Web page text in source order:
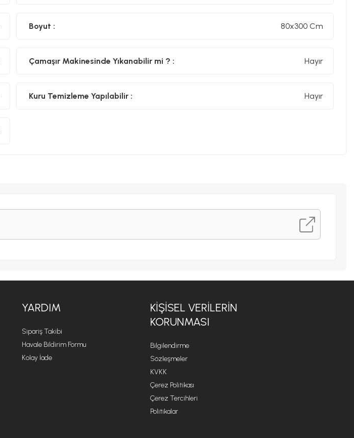
Boyut : 80x300 Cm
Çamaşır Makinesinde Yıkanabilir mi ? : Hayır
Kuru Temizleme Yapılabilir : Hayır
YARDIM
Sipariş Takibi
Havale Bildirim Formu
Kolay İade
KİŞİSEL VERİLERİN
KORUNMASI
Bilgilendirme
Sözleşmeler
KVKK
Çerez Politikası
Çerez Tercihleri
Politikalar